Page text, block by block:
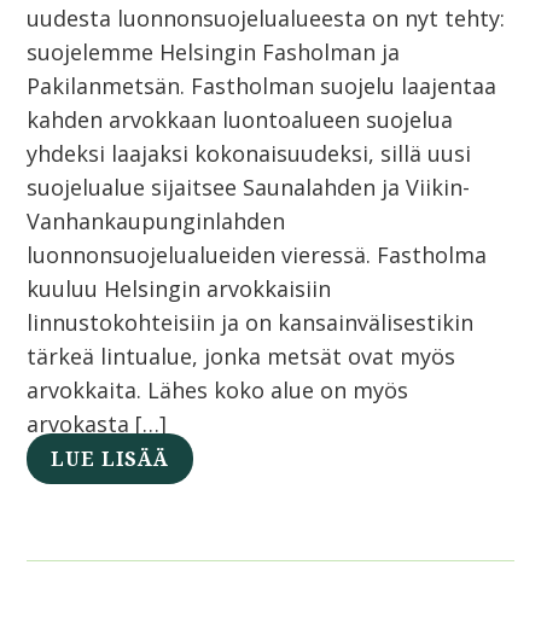
uudesta luonnonsuojelualueesta on nyt tehty:
suojelemme Helsingin Fasholman ja
Pakilanmetsän. Fastholman suojelu laajentaa
kahden arvokkaan luontoalueen suojelua
yhdeksi laajaksi kokonaisuudeksi, sillä uusi
suojelualue sijaitsee Saunalahden ja Viikin-
Vanhankaupunginlahden
luonnonsuojelualueiden vieressä. Fastholma
kuuluu Helsingin arvokkaisiin
linnustokohteisiin ja on kansainvälisestikin
tärkeä lintualue, jonka metsät ovat myös
arvokkaita. Lähes koko alue on myös
arvokasta […]
LUE LISÄÄ